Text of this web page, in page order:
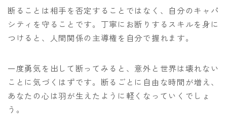
断ることは相手を否定することではなく、自分のキャパ
シティを守ることです。丁寧にお断りするスキルを身に
つけると、人間関係の主導権を自分で握れます。
一度勇気を出して断ってみると、意外と世界は壊れない
ことに気づくはずです。断るごとに自由な時間が増え、
あなたの心は羽が生えたように軽くなっていくでしょ
う。